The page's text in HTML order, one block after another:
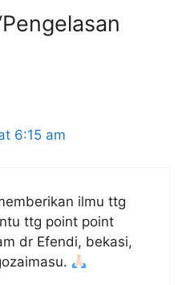
6:15 am
ilmu ttg
ttg point point
dr Efendi, bekasi,